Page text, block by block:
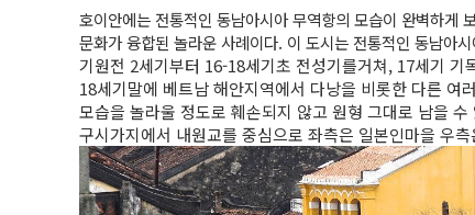
호이안에는 전통적인 동남아시아 무역항의 모습이 완벽하게
문화가 융합된 놀라운 사례이다. 이 도시는 전통적인 동남아
기원전 2세기부터 16-18세기초 전성기를거쳐, 17세기 기
18세기말에 베트남 해안지역에서 다낭을 비롯한 다른 여
모습을 놀라울 정도로 훼손되지 않고 원형 그대로 남을
구시가지에서 내원교를 중심으로 좌측은 일본인마을 우